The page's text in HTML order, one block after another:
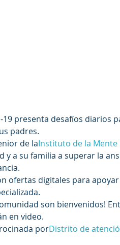
presenta desafíos diarios
padres.
de laInstituto de la Mente
a su familia a superar la
ofertas digitales para
son bienvenidos!
en video.
porDistrito de